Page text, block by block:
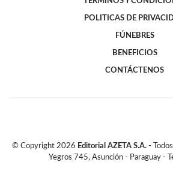
POLITICAS DE
FÚNEBRES
BENEFICIOS
CONTÁCTENOS
© Copyright 2026 Editorial AZETA S.A. -
Yegros 745, Asunción - Paraguay -